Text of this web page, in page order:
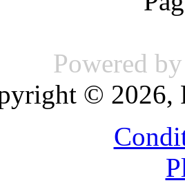
Powered
© 2026,